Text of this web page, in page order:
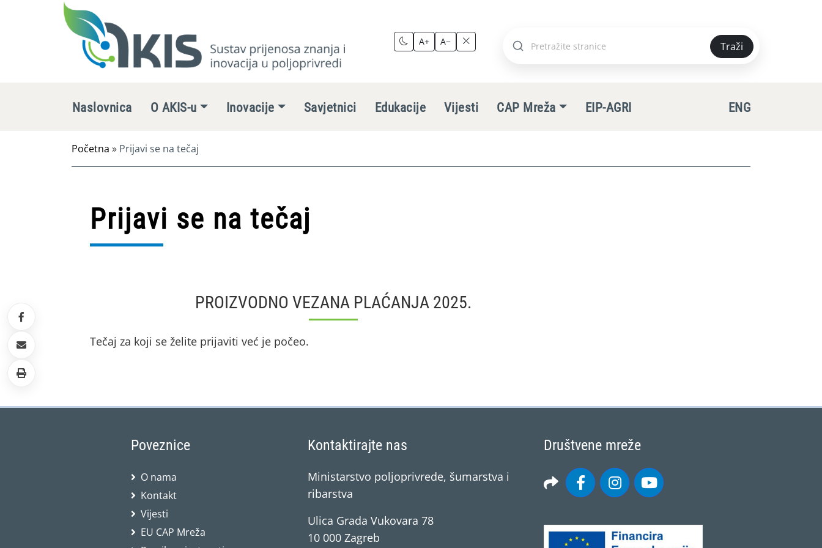
A+ A−
Pretraži
Traži
Naslovnica O AKIS-u Inovacije Savjetnici Edukacije Vijesti CAP Mreža EIP-AGRI ENG
Početna » Prijavi se na tečaj
Prijavi se na tečaj
PROIZVODNO VEZANA PLAĆANJA 2025.
Tečaj za koji se želite prijaviti već je počeo.
Poveznice
O nama
Kontakt
Vijesti
EU CAP Mreža
Kontaktirajte nas
Ministarstvo poljoprivrede, šumarstva i
ribarstva
Ulica Grada Vukovara 78
10 000 Zagreb
Društvene mreže